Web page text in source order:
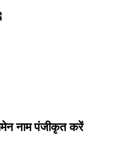
नाम पंजीकृत करें